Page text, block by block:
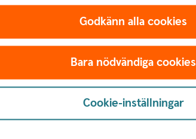
på mitt barns ISK?
Godkänn alla cookies
Bara nödvändiga cookies
Cookie-inställningar